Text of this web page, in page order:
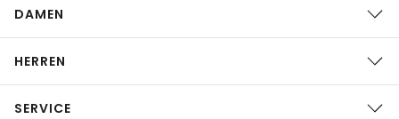
DAMEN
HERREN
SERVICE